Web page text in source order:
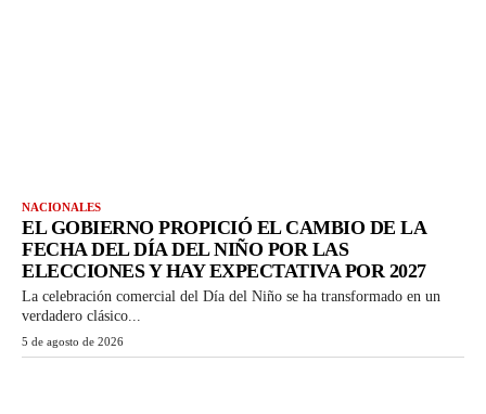
NACIONALES
EL GOBIERNO PROPICIÓ EL CAMBIO DE LA
FECHA DEL DÍA DEL NIÑO POR LAS
ELECCIONES Y HAY EXPECTATIVA POR 2027
La celebración comercial del Día del Niño se ha transformado en un
verdadero clásico...
5 de agosto de 2026